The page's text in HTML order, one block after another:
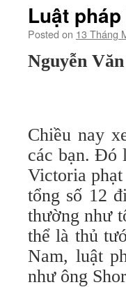
Luật
Posted on 13 Tháng
Nguyễn
Chiều nay
các bạn. Đó
Victoria
tổng số 12
thường như
thể là thủ
Nam, luật
như ông